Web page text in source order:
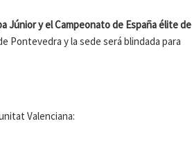
Júnior y el Campeonato de España élite de
Pontevedra y la sede será blindada para
Valenciana: